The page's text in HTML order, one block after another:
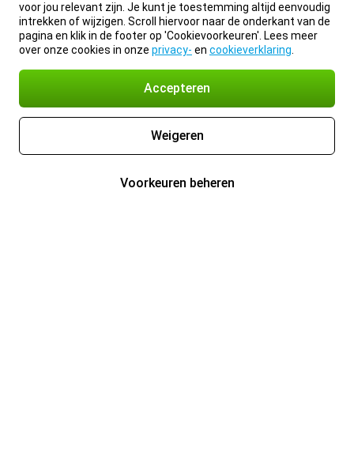
voor jou relevant zijn. Je kunt je toestemming altijd eenvoudig
intrekken of wijzigen. Scroll hiervoor naar de onderkant van de
pagina en klik in de footer op 'Cookievoorkeuren'. Lees meer
over onze cookies in onze privacy- en cookieverklaring
Accepteren
Weigeren
Voorkeuren beheren